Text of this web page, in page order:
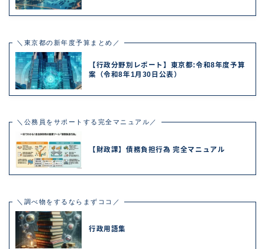
＼東京都の新年度予算まとめ／
【行政分野別レポート】東京都:令和8年度予算
案（令和8年1月30日公表）
＼公務員をサポートする完全マニュアル／
【財政課】債務負担行為 完全マニュアル
＼調べ物をするならまずココ／
行政用語集